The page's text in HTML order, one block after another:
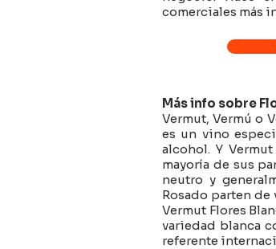
comerciales más
Más info sobre
Vermut, Vermú o
es un vino
alcohol. Y
mayoría de sus
neutro y
Rosado parten de
Vermut Flores
variedad blanca
referente